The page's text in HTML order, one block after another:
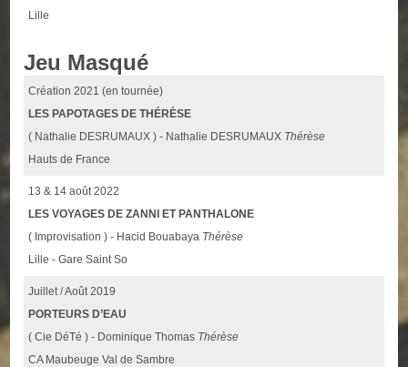
Lille
Jeu Masqué
Création 2021 (en tournée)
LES PAPOTAGES DE THÉRÈSE
( Nathalie DESRUMAUX ) - Nathalie DESRUMAUX Thérèse
Hauts de France
13 & 14 août 2022
LES VOYAGES DE ZANNI ET PANTHALONE
( Improvisation ) - Hacid Bouabaya Thérèse
Lille - Gare Saint So
Juillet / Août 2019
PORTEURS D’EAU
( Cie DéTé ) - Dominique Thomas Thérèse
CA Maubeuge Val de Sambre